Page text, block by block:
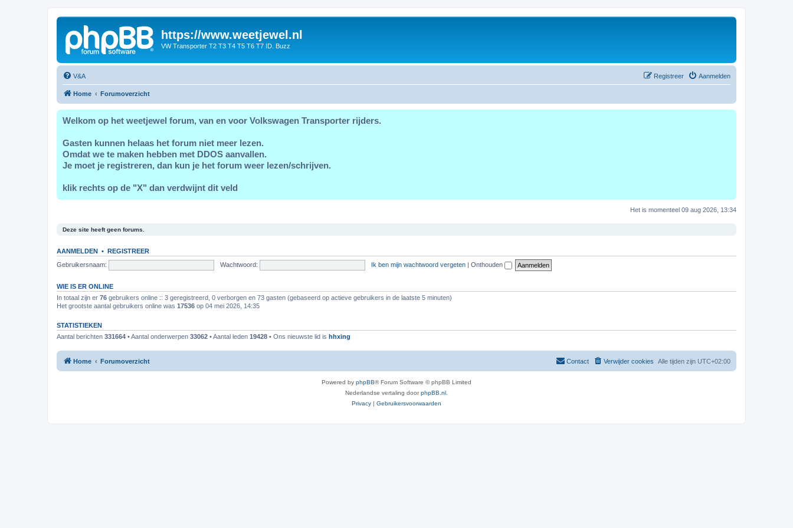
https://www.weetjewel.nl
VW Transporter T2 T3 T4 T5 T6 T7 ID. Buzz
V&A Aanmelden
Registreer
Home Forumoverzicht
Welkom op het weetjewel forum, van en voor Volkswagen Transporter rijders.
Gasten kunnen helaas het forum niet meer lezen.
Omdat we te maken hebben met DDOS aanvallen.
Je moet je registreren, dan kun je het forum weer lezen/schrijven.
klik rechts op de "X" dan verdwijnt dit veld
Het is momenteel 09 aug 2026, 13:34
Deze site heeft geen forums.
AANMELDEN • REGISTREER
Gebruikersnaam:
Wachtwoord: Ik ben mijn wachtwoord vergeten | Onthouden
WIE IS ER ONLINE
In totaal zijn er 76 gebruikers online :: 3 geregistreerd, 0 verborgen en 73 gasten (gebaseerd op actieve gebruikers in de laatste 5 minuten)
Het grootste aantal gebruikers online was 17536 op 04 mei 2026, 14:35
STATISTIEKEN
Aantal berichten 331664 • Aantal onderwerpen 33062 • Aantal leden 19428 • Ons nieuwste lid is hhxing
Home Forumoverzicht Alle tijden zijn UTC+02:00
Verwijder cookies
Contact
Powered by phpBB® Forum Software © phpBB Limited
Nederlandse vertaling doorphpBB.nl
Privacy | Gebruikersvoorwaarden